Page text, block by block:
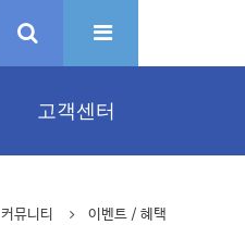
고객센터
커뮤니티 이벤트 / 혜택